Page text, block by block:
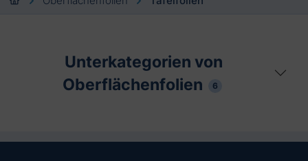
Unterkategorien von
Oberflächenfolien
6